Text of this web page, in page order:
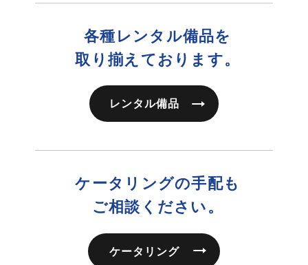
各種レンタル備品を
取り揃えております。
レンタル備品
ケータリングの手配も
ご相談ください。
ケータリング